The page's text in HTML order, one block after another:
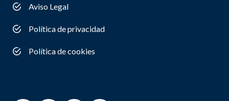
Aviso Legal
Política de privacidad
Política de cookies